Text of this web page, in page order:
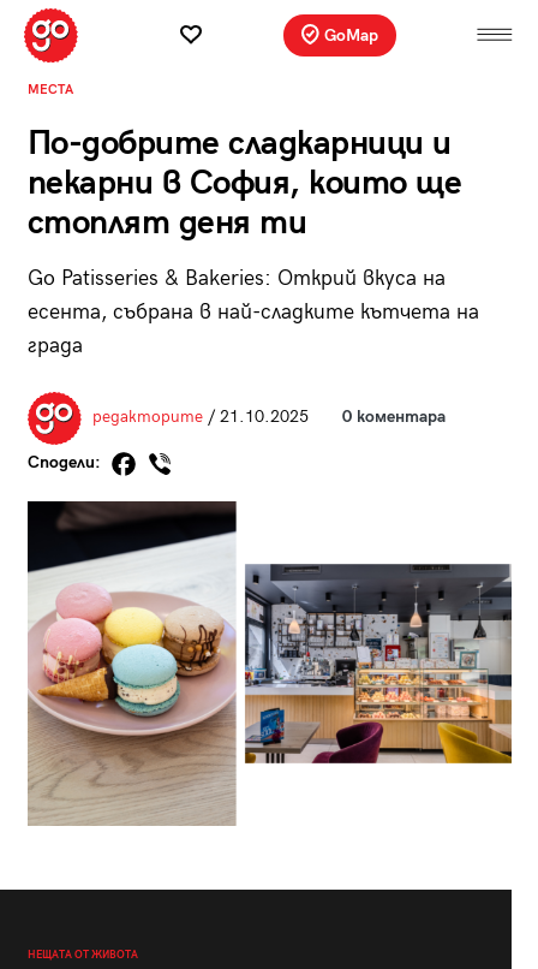
GoMap
МЕСТА
По-добрите сладкарници и
пекарни в София, които ще
стоплят деня ти
Go Patisseries & Bakeries: Открий вкуса на
есента, събрана в най-сладките кътчета на
града
редакторите/ 21.10.2025 0 коментара
Сподели:
НЕЩАТА ОТ ЖИВОТА